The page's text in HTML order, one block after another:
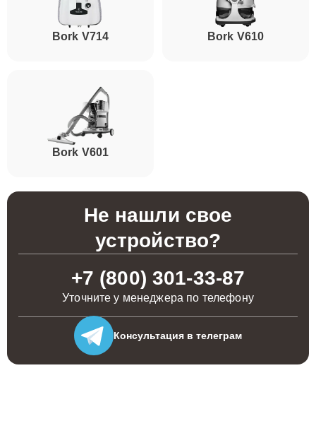
Bork V714 Bork V610
Bork V601
Не нашли свое
устройство?
+7 (800) 301-33-87
Уточните у менеджера по телефону
Консультация в телеграм